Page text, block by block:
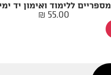
מספריים ללימוד ואימון יד
55.00
₪